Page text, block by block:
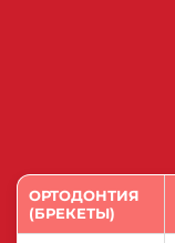
ОРТОДОНТИЯ
(БРЕКЕТЫ)